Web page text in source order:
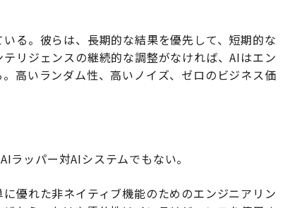
る。彼らは、長期的な結果を優先して、短期的な
リジェンスの継続的な調整がなければ、AIはエン
高いランダム性、高いノイズ、ゼロのビジネス価
ッパー対AIシステムでもない。
優れた非ネイティブ機能のためのエンジニアリン